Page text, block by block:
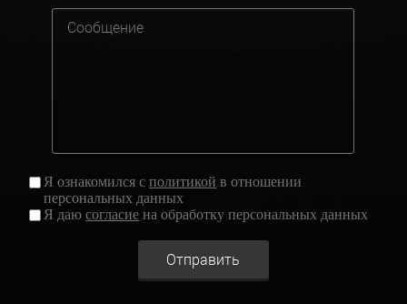
Я ознакомился сполитикой в отношении
персональных данных
Я даюсогласие на обработку персональных данных
Отправить